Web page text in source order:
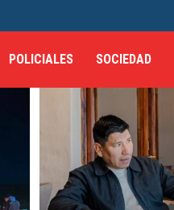
POLICIALES SOCIEDAD